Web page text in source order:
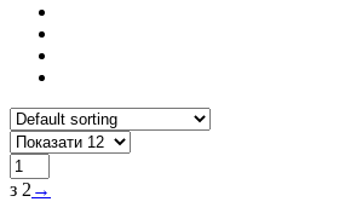
з 2→